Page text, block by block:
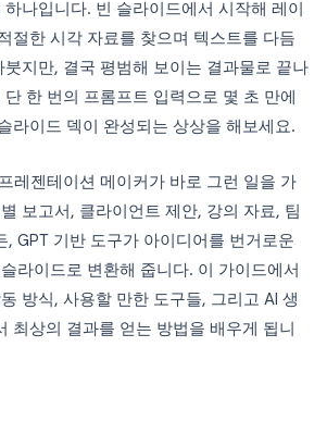
나입니다. 빈 슬라이드에서 시작해 레이
절한 시각 자료를 찾으며 텍스트를 다듬
지만, 결국 평범해 보이는 결과물로 끝나
한 번의 프롬프트 입력으로 몇 초 만에
라이드 덱이 완성되는 상상을 해보세요.
레젠테이션 메이커가 바로 그런 일을 가
보고서, 클라이언트 제안, 강의 자료, 팀
, GPT 기반 도구가 아이디어를 번거로운
라이드로 변환해 줍니다. 이 가이드에서
방식, 사용할 만한 도구들, 그리고 AI 생
최상의 결과를 얻는 방법을 배우게 됩니